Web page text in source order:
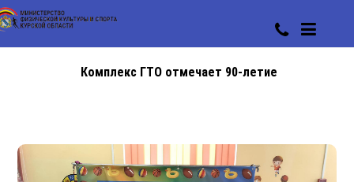
Комплекс ГТО отмечает 90-летие